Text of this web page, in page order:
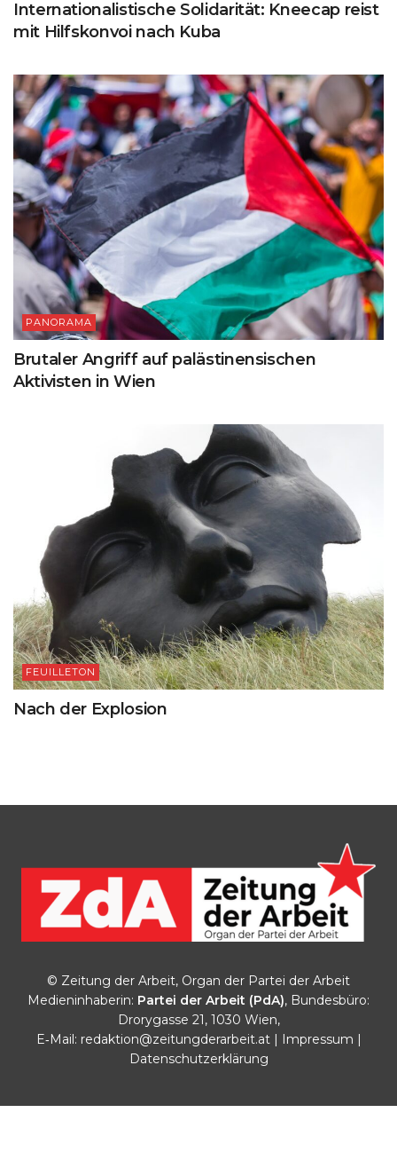
Internationalistische Solidarität: Kneecap reist
mit Hilfskonvoi nach Kuba
PANORAMA
Brutaler Angriff auf palästinensischen
Aktivisten in Wien
FEUILLETON
Nach der Explosion
© Zeitung der Arbeit, Organ der Partei der Arbeit
Medieninhaberin: Partei der Arbeit (PdA), Bundesbüro:
Drorygasse 21, 1030 Wien,
E‑Mail: redaktion@zeitungderarbeit.at| Impressum |
Datenschutzerklärung